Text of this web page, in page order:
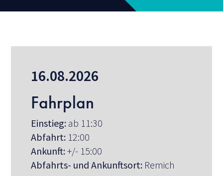
16.08.2026
Fahrplan
Einstieg: ab 11:30
Abfahrt: 12:00
Ankunft:+/- 15:00
Abfahrts- und Ankunftsort: Remich